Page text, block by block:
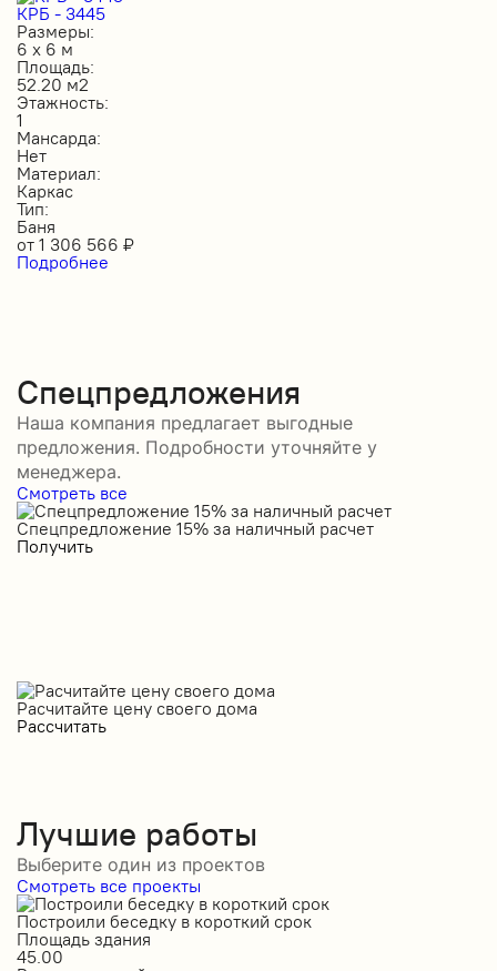
КРБ - 3445
Размеры:
6 х 6 м
Площадь:
52.20 м2
Этажность:
1
Мансарда:
Нет
Материал:
Каркас
Тип:
Баня
от 1 306 566 ₽
Подробнее
Спецпредложения
Наша компания предлагает выгодные
предложения. Подробности уточняйте у
менеджера.
Смотреть все
Спецпредложение 15% за наличный расчет
Получить
Расчитайте цену своего дома
Рассчитать
Лучшие работы
Выберите один из проектов
Смотреть все проекты
Построили беседку в короткий срок
Площадь здания
45.00